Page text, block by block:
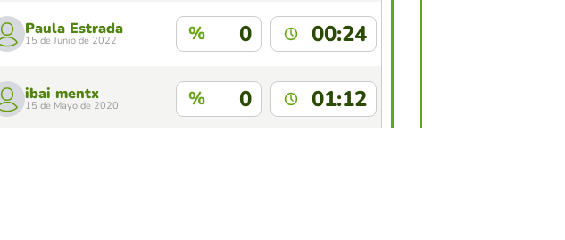
Paula Estrada
15 de Junio de 2022 % 0 00:24
ibai mentx
15 de Mayo de 2020 % 0 01:12